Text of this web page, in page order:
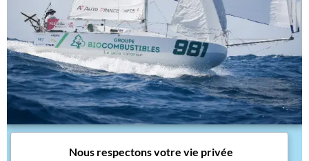
MAXI 650 MX3
Nous respectons votre vie privée